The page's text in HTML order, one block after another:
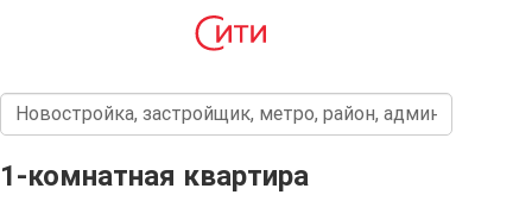
1-комнатная квартира